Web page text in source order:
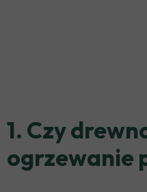
1. Czy
ogrzewanie